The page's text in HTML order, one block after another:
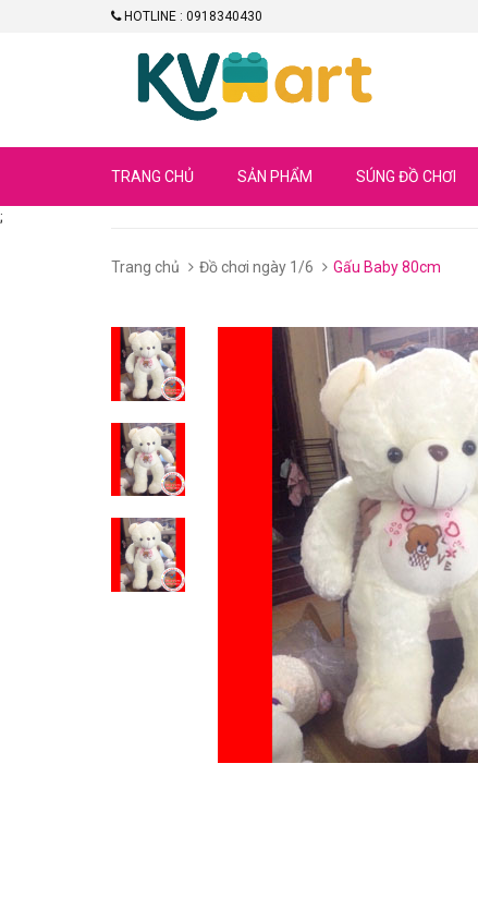
HOTLINE : 0918340430
TRANG CHỦ SẢN PHẨM SÚNG ĐỒ CHƠI
;
Trang chủ Đồ chơi ngày 1/6 Gấu Baby 80cm